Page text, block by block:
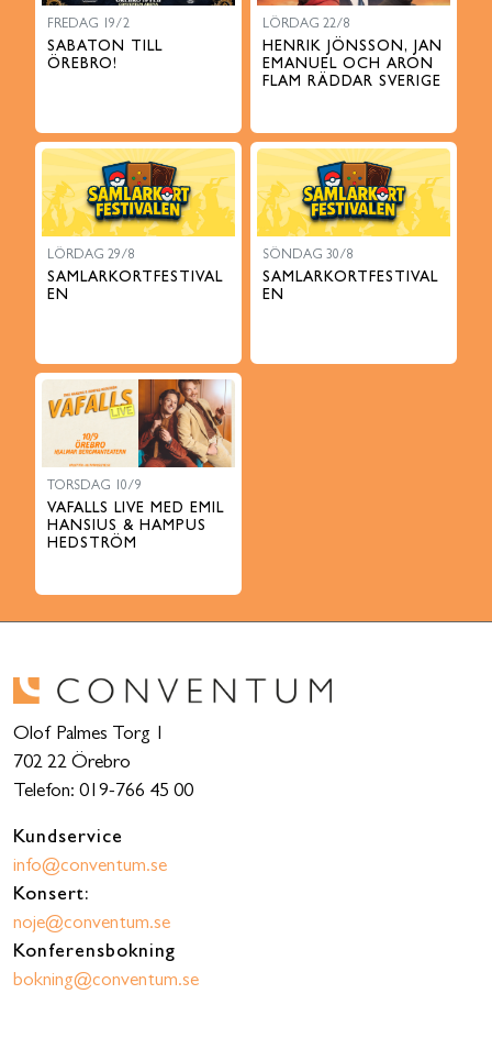
FREDAG 19/2
SABATON TILL
ÖREBRO!
LÖRDAG 22/8
HENRIK JÖNSSON, JAN
EMANUEL OCH ARON
FLAM RÄDDAR SVERIGE
LÖRDAG 29/8
SAMLARKORTFESTIVAL
EN
SÖNDAG 30/8
SAMLARKORTFESTIVAL
EN
TORSDAG 10/9
VAFALLS LIVE MED EMIL
HANSIUS & HAMPUS
HEDSTRÖM
Olof Palmes Torg 1
702 22 Örebro
Telefon: 019-766 45 00
Kundservice
info@conventum.se
Konsert:
noje@conventum.se
Konferensbokning
bokning@conventum.se